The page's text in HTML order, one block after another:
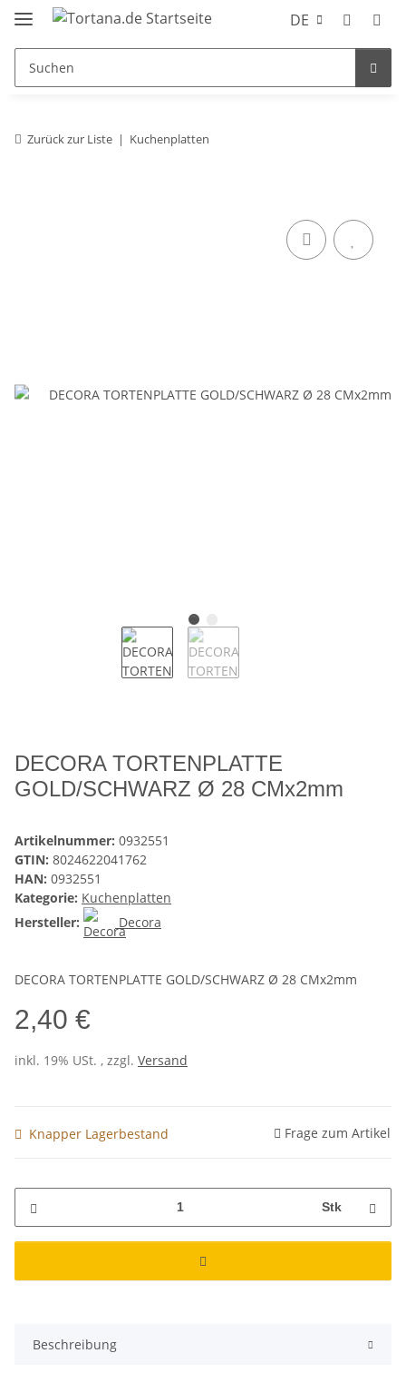
DE
Zurück zur Liste Kuchenplatten
DECORA TORTENPLATTE
GOLD/SCHWARZ Ø 28 CMx2mm
Artikelnummer: 0932551
GTIN: 8024622041762
HAN: 0932551
Kategorie: Kuchenplatten
Hersteller:
Decora
DECORA TORTENPLATTE GOLD/SCHWARZ Ø 28 CMx2mm
2,40 €
inkl. 19% USt. , zzgl. Versand
Knapper Lagerbestand Frage zum Artikel
Stk
Beschreibung